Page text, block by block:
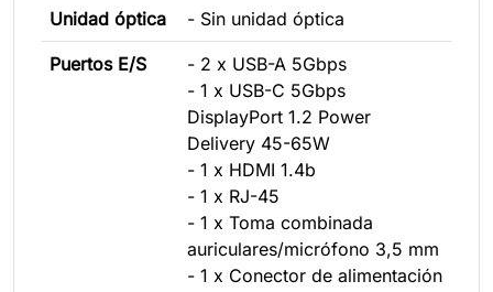
Unidad óptica - Sin unidad óptica
Puertos E/S
- 2 x USB-A 5Gbps
- 1 x USB-C 5Gbps
DisplayPort 1.2 Power
Delivery 45-65W
- 1 x HDMI 1.4b
- 1 x RJ-45
- 1 x Toma combinada
auriculares/micrófono 3,5 mm
- 1 x Conector de alimentación